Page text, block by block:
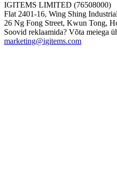
IGITEMS LIMITED (76508000)
Flat 2401-16, Wing Shing
26 Ng Fong Street, Kwun Tong,
Soovid reklaamida? Võta meiega
marketing@igitems.com